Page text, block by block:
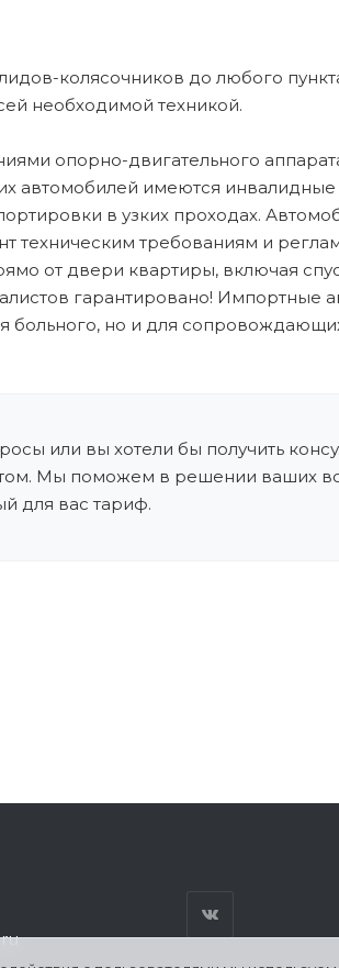
колясочников до любого
необходимой техникой.
опорно-двигательного
автомобилей имеются
в узких проходах.
требованиям и
от двери квартиры, включая
гарантировано! Импортные
больного, но и для
или вы хотели бы получить
Мы поможем в решении ваших
для вас тариф.